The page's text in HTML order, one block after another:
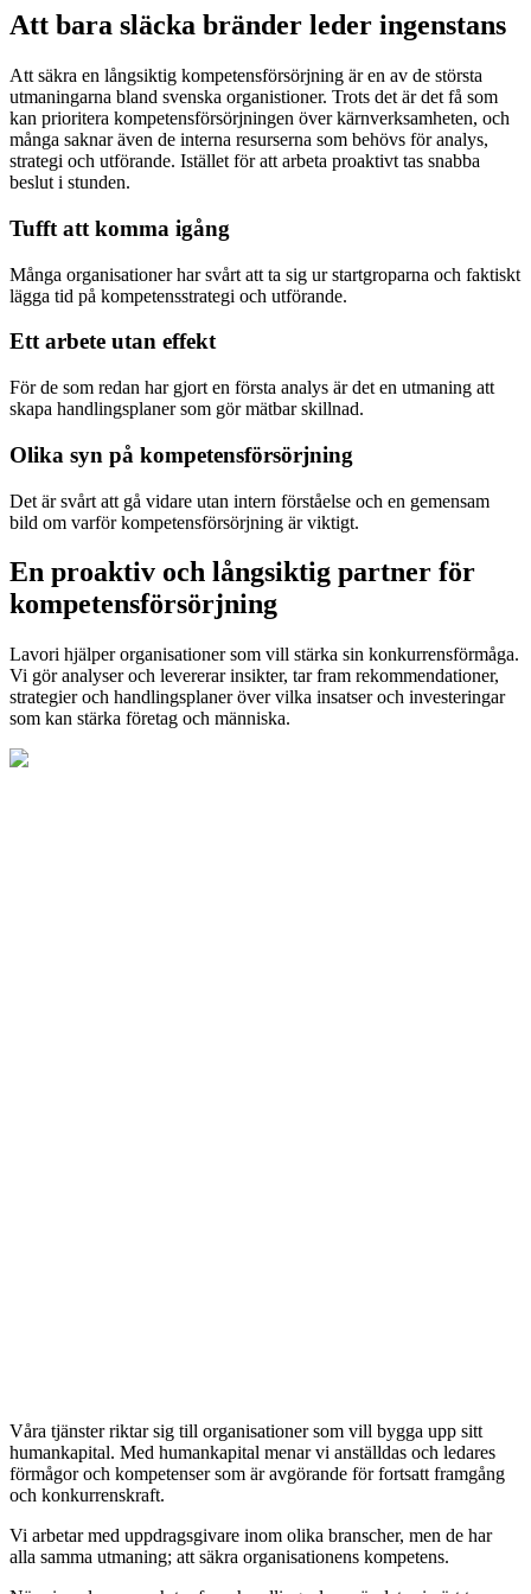
Att bara släcka bränder leder ingenstans
Att säkra en långsiktig kompetensförsörjning är en av de största
utmaningarna bland svenska organistioner. Trots det är det få som
kan prioritera kompetensförsörjningen över kärnverksamheten, och
många saknar även de interna resurserna som behövs för analys,
strategi och utförande. Istället för att arbeta proaktivt tas snabba
beslut i stunden.
Tufft att komma igång
Många organisationer har svårt att ta sig ur startgroparna och faktiskt
lägga tid på kompetensstrategi och utförande.
Ett arbete utan effekt
För de som redan har gjort en första analys är det en utmaning att
skapa handlingsplaner som gör mätbar skillnad.
Olika syn på kompetensförsörjning
Det är svårt att gå vidare utan intern förståelse och en gemensam
bild om varför kompetensförsörjning är viktigt.
En proaktiv och långsiktig partner för
kompetensförsörjning
Lavori hjälper organisationer som vill stärka sin konkurrensförmåga.
Vi gör analyser och levererar insikter, tar fram rekommendationer,
strategier och handlingsplaner över vilka insatser och investeringar
som kan stärka företag och människa.
Våra tjänster riktar sig till organisationer som vill bygga upp sitt
humankapital. Med humankapital menar vi anställdas och ledares
förmågor och kompetenser som är avgörande för fortsatt framgång
och konkurrenskraft.
Vi arbetar med uppdragsgivare inom olika branscher, men de har
alla samma utmaning; att säkra organisationens kompetens.